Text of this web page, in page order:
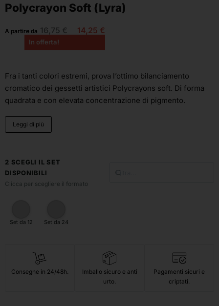
Polycrayon Soft (Lyra)
A partire da 16,75€ 14,25 €
In offerta!
Fra i tanti colori estremi, prova l’ottimo bilanciamento
cromatico dei gessetti artistici Polycrayons soft. Di forma
quadrata e con elevata concentrazione di pigmento.
Leggi di più
2 SCEGLI IL SET
DISPONIBILI
Clicca per scegliere il formato
Set da 12 Set da 24
Consegne in 24/48h.
Imballo sicuro e anti
urto.
Pagamenti sicuri e
criptati.